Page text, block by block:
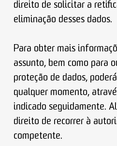
direito de solicitar a
eliminação desses dados.
Para obter mais
assunto, bem como para
proteção de dados,
qualquer momento,
indicado seguidamente.
direito de recorrer à
competente.